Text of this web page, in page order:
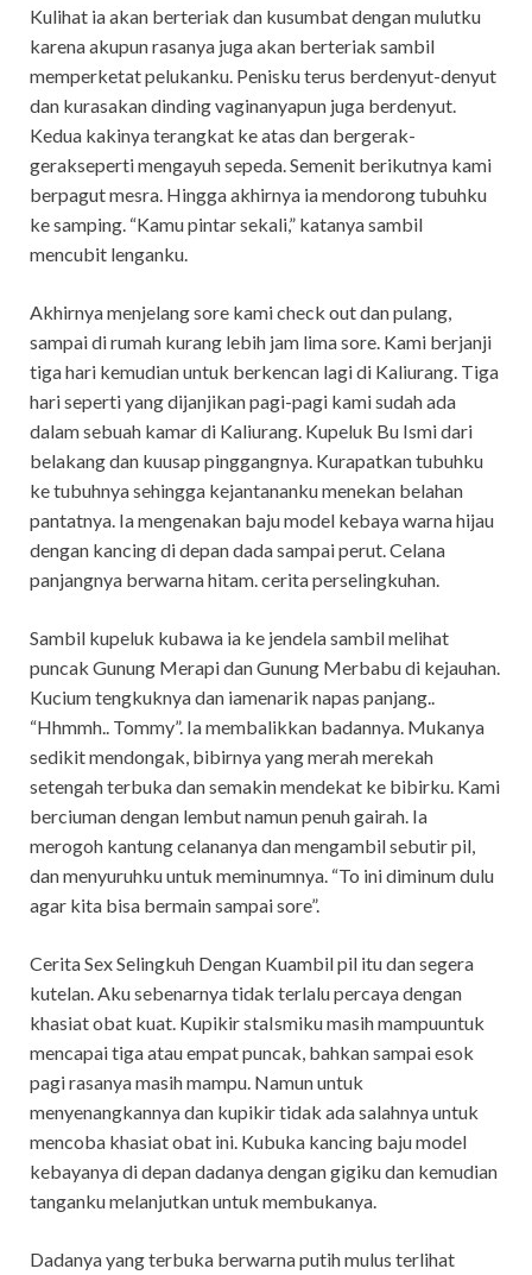
Kulihat ia akan berteriak dan kusumbat dengan mulutku
karena akupun rasanya juga akan berteriak sambil
memperketat pelukanku. Penisku terus berdenyut-denyut
dan kurasakan dinding vaginanyapun juga berdenyut.
Kedua kakinya terangkat ke atas dan bergerak-
gerakseperti mengayuh sepeda. Semenit berikutnya kami
berpagut mesra. Hingga akhirnya ia mendorong tubuhku
ke samping. “Kamu pintar sekali,” katanya sambil
mencubit lenganku.
Akhirnya menjelang sore kami check out dan pulang,
sampai di rumah kurang lebih jam lima sore. Kami berjanji
tiga hari kemudian untuk berkencan lagi di Kaliurang. Tiga
hari seperti yang dijanjikan pagi-pagi kami sudah ada
dalam sebuah kamar di Kaliurang. Kupeluk Bu Ismi dari
belakang dan kuusap pinggangnya. Kurapatkan tubuhku
ke tubuhnya sehingga kejantananku menekan belahan
pantatnya. Ia mengenakan baju model kebaya warna hijau
dengan kancing di depan dada sampai perut. Celana
panjangnya berwarna hitam. cerita perselingkuhan.
Sambil kupeluk kubawa ia ke jendela sambil melihat
puncak Gunung Merapi dan Gunung Merbabu di kejauhan.
Kucium tengkuknya dan iamenarik napas panjang..
“Hhmmh.. Tommy”. Ia membalikkan badannya. Mukanya
sedikit mendongak, bibirnya yang merah merekah
setengah terbuka dan semakin mendekat ke bibirku. Kami
berciuman dengan lembut namun penuh gairah. Ia
merogoh kantung celananya dan mengambil sebutir pil,
dan menyuruhku untuk meminumnya. “To ini diminum dulu
agar kita bisa bermain sampai sore”.
Cerita Sex Selingkuh Dengan Kuambil pil itu dan segera
kutelan. Aku sebenarnya tidak terlalu percaya dengan
khasiat obat kuat. Kupikir staIsmiku masih mampuuntuk
mencapai tiga atau empat puncak, bahkan sampai esok
pagi rasanya masih mampu. Namun untuk
menyenangkannya dan kupikir tidak ada salahnya untuk
mencoba khasiat obat ini. Kubuka kancing baju model
kebayanya di depan dadanya dengan gigiku dan kemudian
tanganku melanjutkan untuk membukanya.
Dadanya yang terbuka berwarna putih mulus terlihat